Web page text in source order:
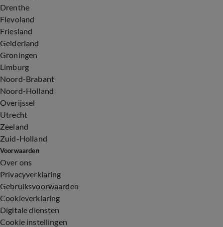
Drenthe
Flevoland
Friesland
Gelderland
Groningen
Limburg
Noord-Brabant
Noord-Holland
Overijssel
Utrecht
Zeeland
Zuid-Holland
Voorwaarden
Over ons
Privacyverklaring
Gebruiksvoorwaarden
Cookieverklaring
Digitale diensten
Cookie instellingen